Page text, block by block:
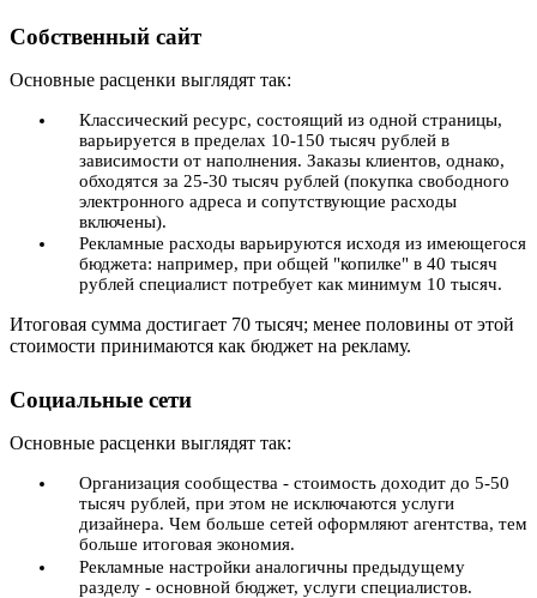
Собственный сайт
Основные расценки выглядят так:
Классический ресурс, состоящий из одной страницы,
варьируется в пределах 10-150 тысяч рублей в
зависимости от наполнения. Заказы клиентов, однако,
обходятся за 25-30 тысяч рублей (покупка свободного
электронного адреса и сопутствующие расходы
включены).
Рекламные расходы варьируются исходя из имеющегося
бюджета: например, при общей "копилке" в 40 тысяч
рублей специалист потребует как минимум 10 тысяч.
Итоговая сумма достигает 70 тысяч; менее половины от этой
стоимости принимаются как бюджет на рекламу.
Социальные сети
Основные расценки выглядят так:
Организация сообщества - стоимость доходит до 5-50
тысяч рублей, при этом не исключаются услуги
дизайнера. Чем больше сетей оформляют агентства, тем
больше итоговая экономия.
Рекламные настройки аналогичны предыдущему
разделу - основной бюджет, услуги специалистов.